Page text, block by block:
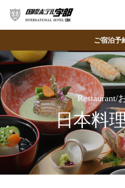
ご宿泊予
宿泊
宿泊予定日
宿泊日数 泊 室
宿泊人数 大人： 名
Restaurant/
日本料